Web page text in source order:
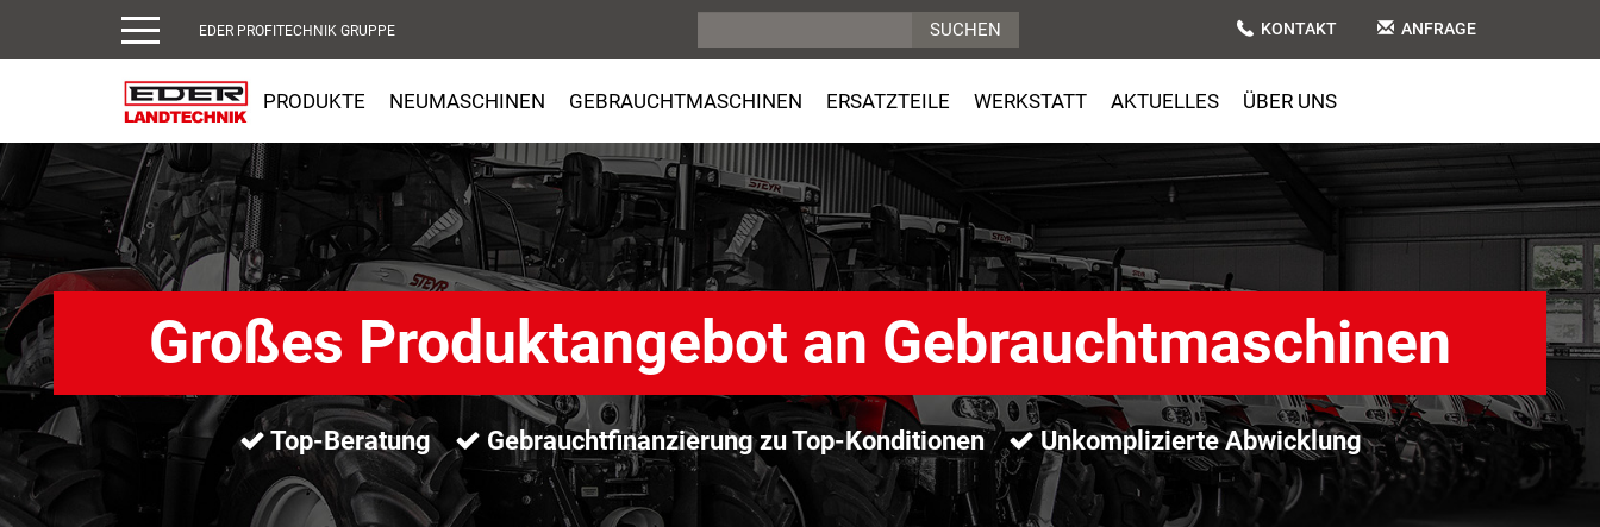
EDER PROFITECHNIK GRUPPE KONTAKT ANFRAGE
PRODUKTE NEUMASCHINEN GEBRAUCHTMASCHINEN ERSATZTEILE WERKSTATT AKTUELLES ÜBER UNS
Großes Produktangebot an Gebrauchtmaschinen
Top-Beratung Gebrauchtfinanzierung zu Top-Konditionen Unkomplizierte Abwicklung